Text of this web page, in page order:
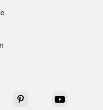
Pinterest YouTube